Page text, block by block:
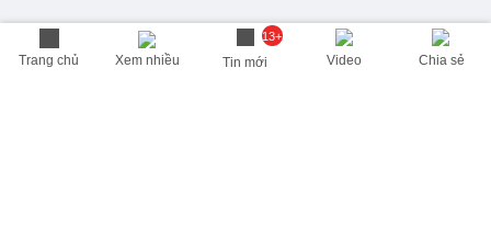
Trang chủ Xem nhiều
13+
Tin mới Video Chia sẻ